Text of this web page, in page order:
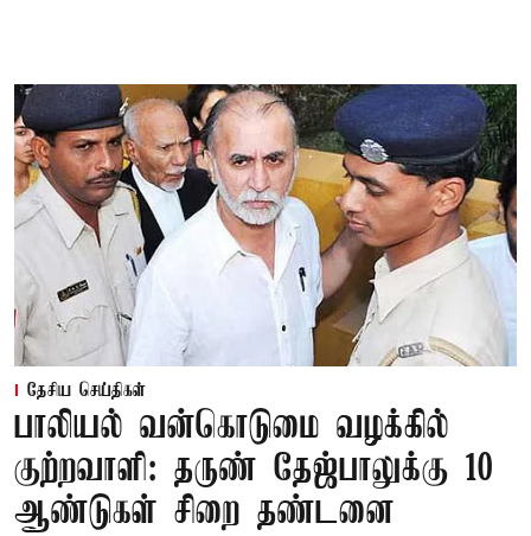
தேசிய செய்திகள்
பாலியல் வன்கொடுமை வழக்கில்
குற்றவாளி: தருண் தேஜ்பாலுக்கு 10
ஆண்டுகள் சிறை தண்டனை